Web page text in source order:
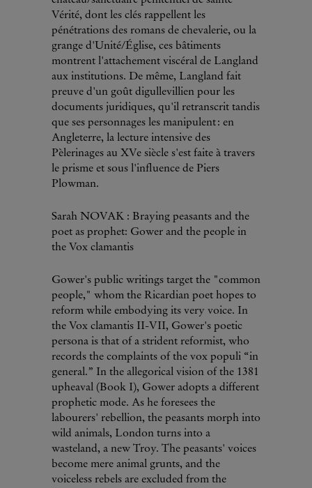
Vérité, dont les clés rappellent les
pénétrations des romans de chevalerie, ou la
grange d'Unité/Église, ces bâtiments
montrent l'attachement viscéral de Langland
aux institutions. De même, Langland fait
preuve d'un goût digullevillien pour les
documents juridiques, qu'il retranscrit tandis
que ses personnages les manipulent : en
Angleterre, la lecture intensive des
Pèlerinages au XVe siècle s'est faite à travers
le prisme et sous l'influence de Piers
Plowman.
Sarah NOVAK : Braying peasants and the
poet as prophet: Gower and the people in
the Vox clamantis
Gower's public writings target the "common
people," whom the Ricardian poet hopes to
reform while embodying its very voice. In
the Vox clamantis II-VII, Gower's poetic
persona is that of a strident reformist, who
records the complaints of the vox populi “in
general.” In the allegorical vision of the 1381
upheaval (Book I), Gower adopts a different
prophetic mode. As he foresees the
labourers' rebellion, the peasants morph into
wild animals, London turns into a
wasteland, a new Troy. The peasants' voices
become mere animal grunts, and the
voiceless rebels are excluded from the